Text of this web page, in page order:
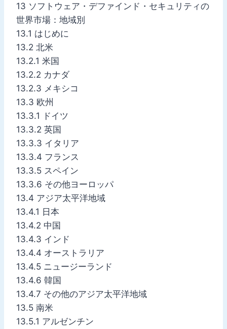
13 ソフトウェア・デファインド・セキュリティの
世界市場：地域別
13.1 はじめに
13.2 北米
13.2.1 米国
13.2.2 カナダ
13.2.3 メキシコ
13.3 欧州
13.3.1 ドイツ
13.3.2 英国
13.3.3 イタリア
13.3.4 フランス
13.3.5 スペイン
13.3.6 その他ヨーロッパ
13.4 アジア太平洋地域
13.4.1 日本
13.4.2 中国
13.4.3 インド
13.4.4 オーストラリア
13.4.5 ニュージーランド
13.4.6 韓国
13.4.7 その他のアジア太平洋地域
13.5 南米
13.5.1 アルゼンチン